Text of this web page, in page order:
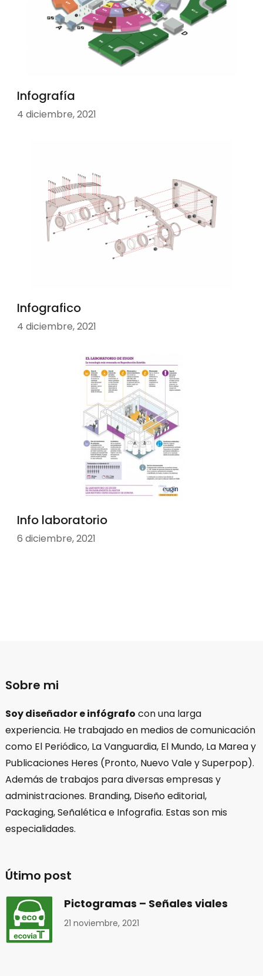
Infografía
4 diciembre, 2021
Infografico
4 diciembre, 2021
Info laboratorio
6 diciembre, 2021
Sobre mi
Soy diseñador e infógrafo con una larga
experiencia. He trabajado en medios de comunicación
como El Periódico, La Vanguardia, El Mundo, La Marea y
Publicaciones Heres (Pronto, Nuevo Vale y Superpop).
Además de trabajos para diversas empresas y
administraciones. Branding, Diseño editorial,
Packaging, Señalética e Infografia. Estas son mis
especialidades.
Útimo post
Pictogramas – Señales viales
21 noviembre, 2021